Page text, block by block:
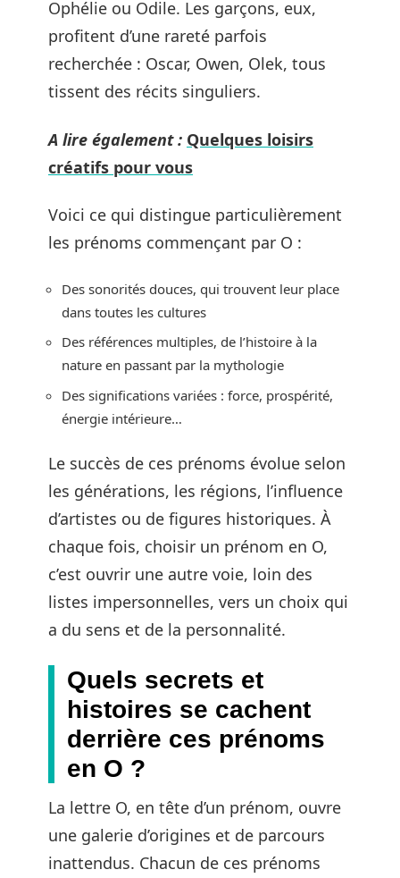
Ophélie ou Odile. Les garçons, eux,
profitent d’une rareté parfois
recherchée : Oscar, Owen, Olek, tous
tissent des récits singuliers.
A lire également : Quelques loisirs
créatifs pour vous
Voici ce qui distingue particulièrement
les prénoms commençant par O :
Des sonorités douces, qui trouvent leur place
dans toutes les cultures
Des références multiples, de l’histoire à la
nature en passant par la mythologie
Des significations variées : force, prospérité,
énergie intérieure…
Le succès de ces prénoms évolue selon
les générations, les régions, l’influence
d’artistes ou de figures historiques. À
chaque fois, choisir un prénom en O,
c’est ouvrir une autre voie, loin des
listes impersonnelles, vers un choix qui
a du sens et de la personnalité.
Quels secrets et
histoires se cachent
derrière ces prénoms
en O ?
La lettre O, en tête d’un prénom, ouvre
une galerie d’origines et de parcours
inattendus. Chacun de ces prénoms